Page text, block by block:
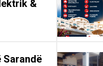
&
Sarandë